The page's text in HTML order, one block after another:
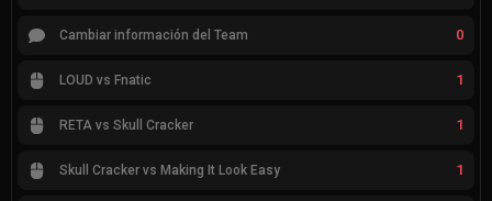
Cambiar información del Team 0
LOUD vs Fnatic 1
RETA vs Skull Cracker 1
Skull Cracker vs Making It Look Easy 1